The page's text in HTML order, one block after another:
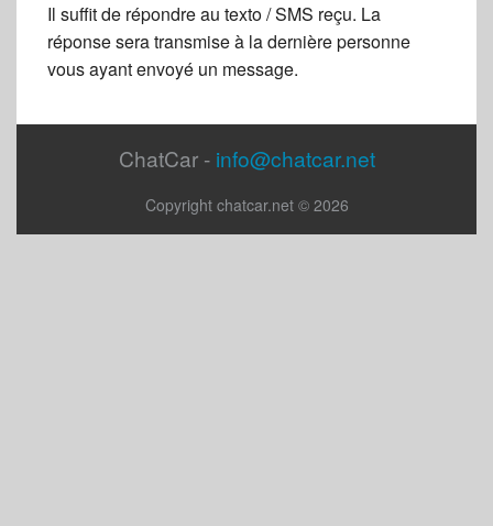
Il suffit de répondre au texto / SMS reçu. La
réponse sera transmise à la dernière personne
vous ayant envoyé un message.
ChatCar - info@chatcar.net
Copyright chatcar.net © 2026